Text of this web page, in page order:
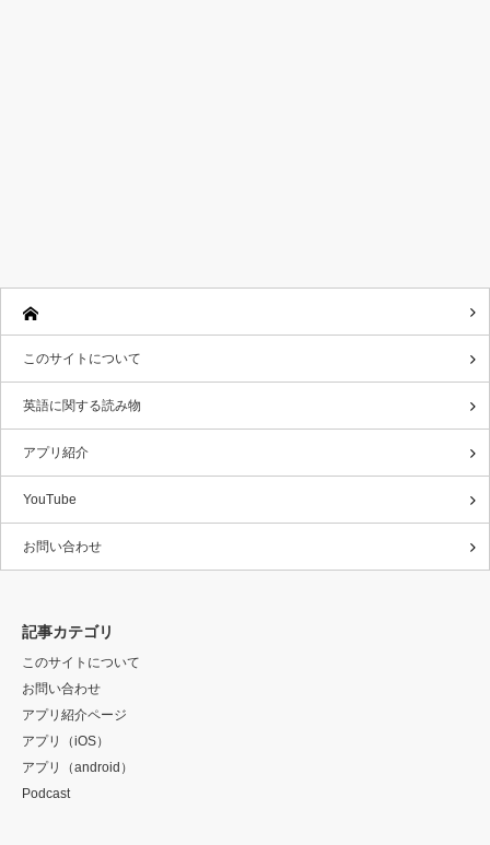
このサイトについて
英語に関する読み物
アプリ紹介
YouTube
お問い合わせ
記事カテゴリ
このサイトについて
お問い合わせ
アプリ紹介ページ
アプリ（iOS）
アプリ（android）
Podcast